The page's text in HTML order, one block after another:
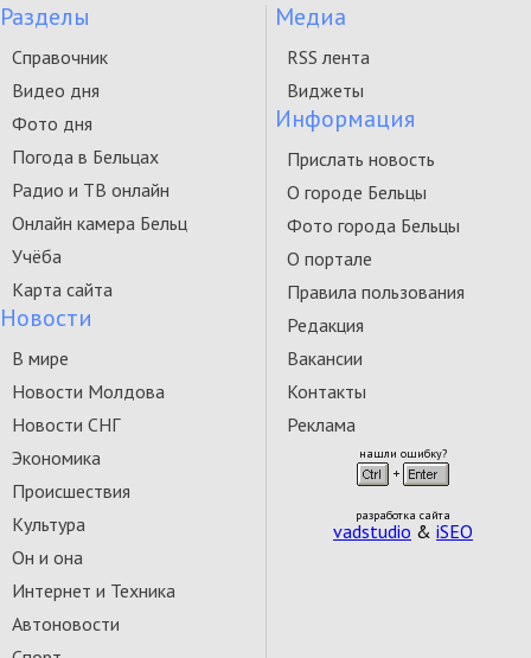
Разделы
Справочник
Видео дня
Фото дня
Погода в Бельцах
Радио и ТВ онлайн
Онлайн камера Бельц
Учёба
Карта сайта
Новости
В мире
Новости Молдова
Новости СНГ
Экономика
Происшествия
Культура
Он и она
Интернет и Техника
Автоновости
Медиа
RSS лента
Виджеты
Информация
Прислать новость
О городе Бельцы
Фото города Бельцы
О портале
Правила пользования
Редакция
Вакансии
Контакты
Реклама
нашли ошибку?
разработка сайта
vadstudio & iSEO